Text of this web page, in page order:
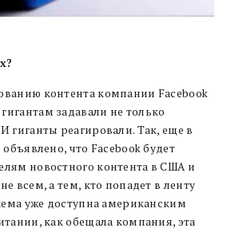
контента компании Facebook
задавали не только
гиганты реагировали. Так, еще в
что Facebook будет
новостного контента в США и
всем, а тем, кто попадет в ленту
уже доступна американским
как обещала компания, эта